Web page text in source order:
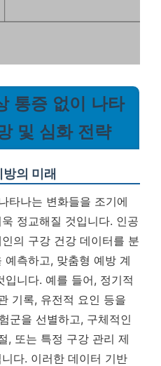
통증 없이 나타
및 심화 전략
의 미래
타나는 변화들을 조기에
정교해질 것입니다. 인공
의 구강 건강 데이터를 분
측하고, 맞춤형 예방 계
니다. 예를 들어, 정기적
기록, 유전적 요인 등을
군을 선별하고, 구체적인
, 또는 특정 구강 관리 제
다. 이러한 데이터 기반